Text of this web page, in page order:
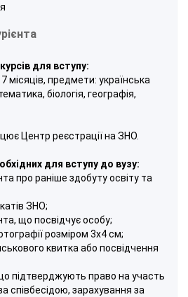
для вступу:
місяців, предмети: українська
біологія, географія,
Центр реєстрації на ЗНО.
для вступу до вузу:
про раніше здобуту освіту та
ЗНО;
що посвідчує особу;
розміром 3х4 см;
квитка або посвідчення
підтверджують право на участь
співбесідою, зарахування за